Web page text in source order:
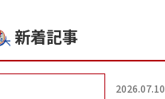
新着記事
2026.07.10